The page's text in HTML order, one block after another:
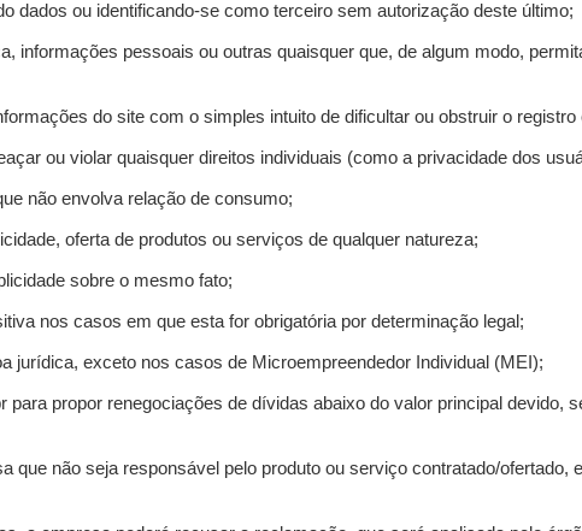
dados ou identificando-se como terceiro sem autorização deste último;
informações pessoais ou outras quaisquer que, de algum modo,
do site com o simples intuito de dificultar ou obstruir o
ou violar quaisquer direitos individuais (como a privacidade dos
não envolva relação de consumo;
oferta de produtos ou serviços de qualquer natureza;
sobre o mesmo fato;
nos casos em que esta for obrigatória por determinação legal;
jurídica, exceto nos casos de Microempreendedor Individual (MEI);
para propor renegociações de dívidas abaixo do valor principal devido,
que não seja responsável pelo produto ou serviço contratado/ofertado,